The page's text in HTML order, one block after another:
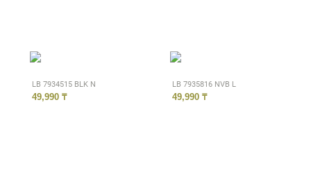
LB 7934515 BLK N
49,990 ₸
LB 7935816 NVB L
49,990 ₸